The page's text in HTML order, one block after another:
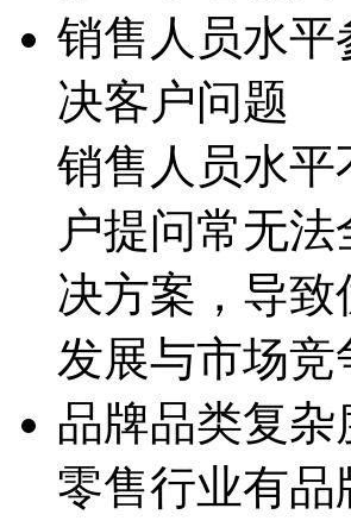
销售人员水平
决客户问题
销售人员水平
户提问常无法
决方案，导
发展与市场竞
品牌品类复杂
零售行业有品